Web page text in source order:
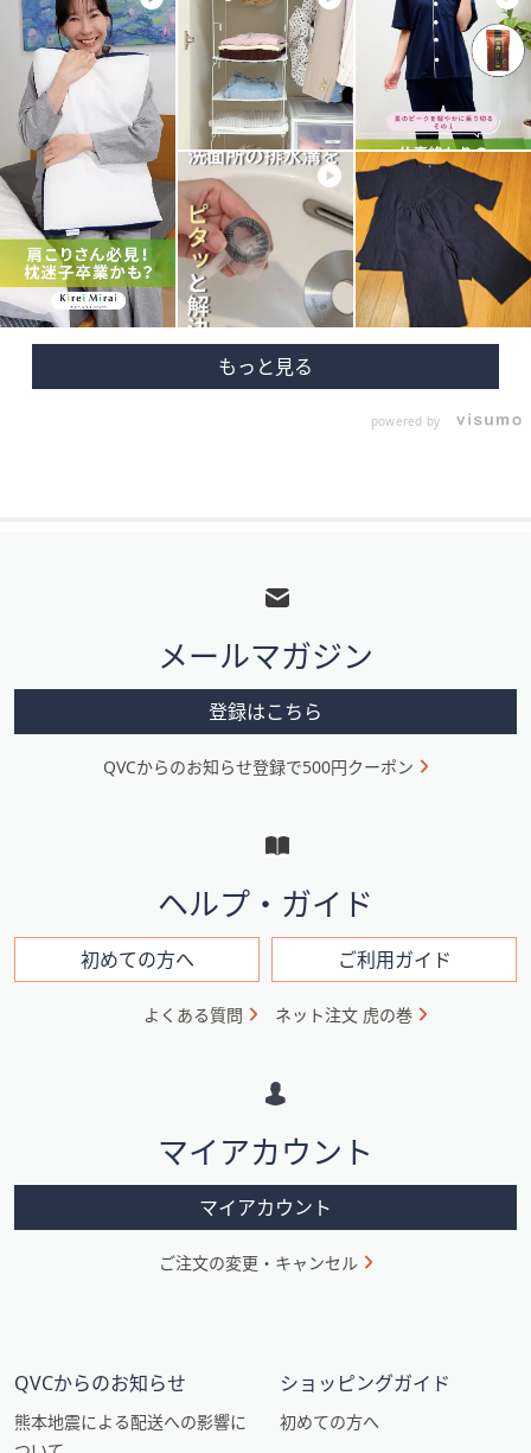
powered by
メ
ニ
ン
ン
メールマガジン
登録はこちら
QVCからのお知らせ登録で500円クーポン
ヘルプ・ガイド
初めての方へ ご利用ガイド
よくある質問 ネット注文 虎の巻
マイアカウント
マイアカウント
ご注文の変更・キャンセル
QVCからのお知らせ
熊本地震による配送への影響に
ショッピングガイド
初めての方へ